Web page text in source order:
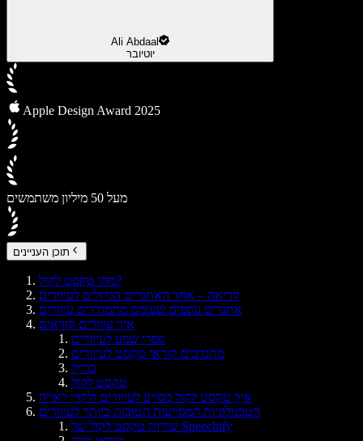
Ali Abdaal
יוטיובר
Apple Design Award 2025
מעל 50 מיליון משתמשים
תוכן העניינים
מהו טקסט לקול?
קריאה – אחד האתגרים הגדולים לעיוורים
אתגרים נוספים שעימם מתמודדים עיוורים
איך עיוורים קוראים
ספרי שמע לעיוורים
מתנדבים קוראי טקסט לעיוורים
ברייל
טקסט לקול
איך טקסט לקול מסייע לעיוורים ולקויי ראייה
הטכנולוגיות המסייעות הטובות ביותר לעיוורים
שירות טקסט לקול של Speechify